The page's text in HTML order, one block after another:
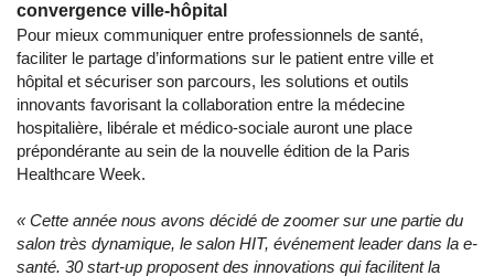
convergence ville-hôpital
Pour mieux communiquer entre professionnels de santé,
faciliter le partage d’informations sur le patient entre ville et
hôpital et sécuriser son parcours, les solutions et outils
innovants favorisant la collaboration entre la médecine
hospitalière, libérale et médico-sociale auront une place
prépondérante au sein de la nouvelle édition de la Paris
Healthcare Week.
« Cette année nous avons décidé de zoomer sur une partie du
salon très dynamique, le salon HIT, événement leader dans la e-
santé. 30 start-up proposent des innovations qui facilitent la